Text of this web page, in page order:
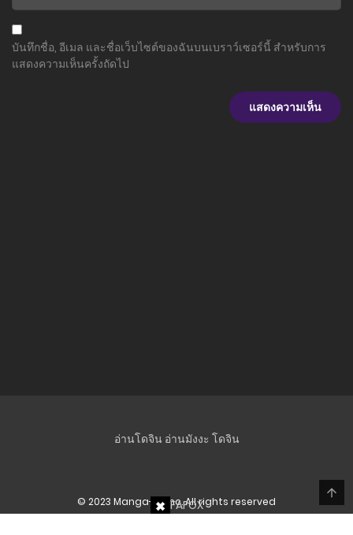
บันทึกชื่อ, อีเมล และชื่อเว็บไซต์ของฉันบนเบราว์เซอร์นี้ สำหรับการ
แสดงความเห็นครั้งถัดไป
อ่านโดจิน อ่านมังงะ โดจิน
© 2023 Manga-Lc Inc. All rights reserved